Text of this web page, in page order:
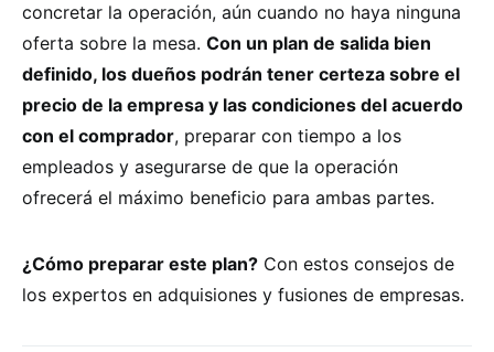
concretar la operación, aún cuando no haya ninguna
oferta sobre la mesa. Con un plan de salida bien
definido, los dueños podrán tener certeza sobre el
precio de la empresa y las condiciones del acuerdo
con el comprador, preparar con tiempo a los
empleados y asegurarse de que la operación
ofrecerá el máximo beneficio para ambas partes.
¿Cómo preparar este plan? Con estos consejos de
los expertos en adquisiones y fusiones de empresas.